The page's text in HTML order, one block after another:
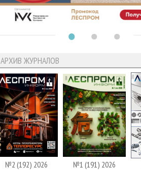
АРХИВ ЖУРНАЛОВ
№2 (192) 2026 №1 (191) 2026